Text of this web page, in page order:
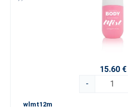
15.60 €
-
wlmt12m